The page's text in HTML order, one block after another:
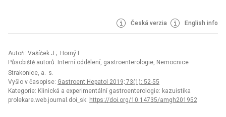
Česká verzia English info
Autoři: Vašíček J.; Horný I.
Působiště autorů: Interní oddělení, gastroenterologie, Nemocnice
Strakonice, a. s.
Vyšlo v časopise: Gastroent Hepatol 2019; 73(1): 52-55
Kategorie: Klinická a experimentální gastroenterologie: kazuistika
prolekare.web.journal.doi_sk: https://doi.org/10.14735/amgh201952